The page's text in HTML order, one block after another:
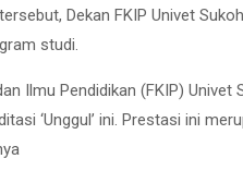
Dekan FKIP Univet
studi.
Ilmu Pendidikan (FKIP)
‘Unggul’ ini. Prestasi ini